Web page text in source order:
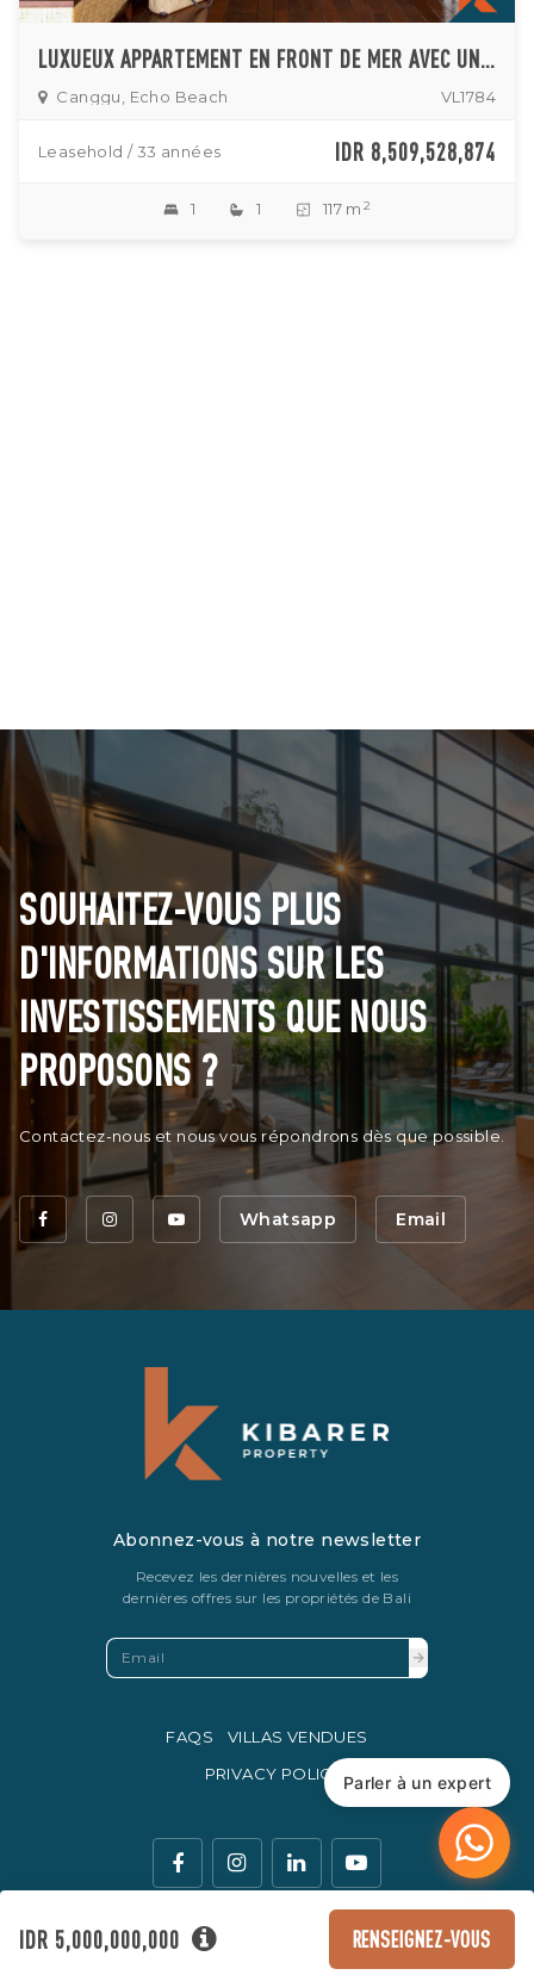
LUXUEUX APPARTEMENT EN FRONT DE MER AVEC UNE CHAMBRE À COUCHER À VENDRE À CANGGU
Canggu, Echo Beach VL1784
Leasehold / 33 années IDR 8,509,528,874
1 1 117 m 2
SOUHAITEZ-VOUS PLUS
D'INFORMATIONS SUR LES
INVESTISSEMENTS QUE NOUS
PROPOSONS ?
Contactez-nous et nous vous répondrons dès que possible.
Whatsapp Email
IDR 5,000,000,000 RENSEIGNEZ-VOUS
Abonnez-vous à notre newsletter
Recevez les dernières nouvelles et les
dernières offres sur les propriétés de Bali
FAQS
VILLAS VENDUES
PRIVACY POLICY
La monnaie légale d'échange en Indonésie est la roupie
Parler à un expert